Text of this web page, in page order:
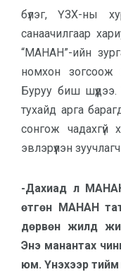
бүлэг, ҮЗХ-ны
санаачилгаар
“МАНАН”-ийн
номхон зогсоож
Буруу биш
тухайд арга
сонгож
эвлэрүүлэн
-Дахиад л
өтгөн МАНАН
дөрвөн жилд
Энэ манантах
юм. Үнэхээр тийм